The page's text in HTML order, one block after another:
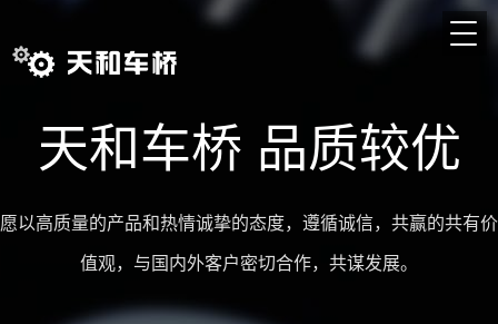
天和车桥 品质较优
愿以高质量的产品和热情诚挚的态度，遵循诚信，共赢的共有价
值观，与国内外客户密切合作，共谋发展。